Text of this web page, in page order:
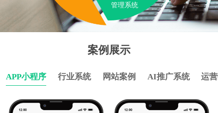
管理系统
案例展示
APP小程序 行业系统 网站案例 AI推广系统 运